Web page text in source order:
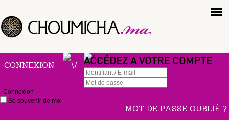
CONNEXION ACCÉDEZ A VOTRE COMPTE
Connexion
Se souvenir de moi
MOT DE PASSE OUBLIÉ ?